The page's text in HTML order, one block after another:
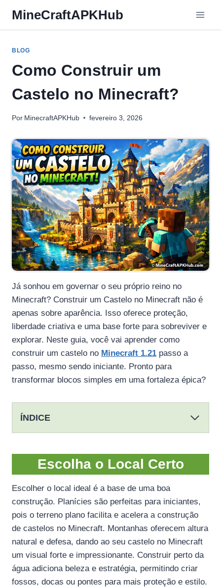
para
o
Conteúdo
MineCraftAPKHub
BLOG
Como Construir um
Castelo no Minecraft?
Por MinecraftAPKHub fevereiro 3, 2026
Já sonhou em governar o seu próprio reino no
Minecraft? Construir um Castelo no Minecraft não é
apenas sobre aparência. Isso oferece proteção,
liberdade criativa e uma base forte para sobreviver e
explorar. Neste guia, você vai aprender como
construir um castelo no Minecraft 1.21 passo a
passo, mesmo sendo iniciante. Pronto para
transformar blocos simples em uma fortaleza épica?
ÍNDICE
Escolha o Local Certo
Escolher o local ideal é a base de uma boa
construção. Planícies são perfeitas para iniciantes,
pois o terreno plano facilita e acelera a construção
de castelos no Minecraft. Montanhas oferecem altura
natural e defesa, dando ao seu castelo no Minecraft
um visual forte e impressionante. Construir perto da
água adiciona beleza e estratégia, permitindo criar
fossos, docas ou pontes para mais proteção e estilo.